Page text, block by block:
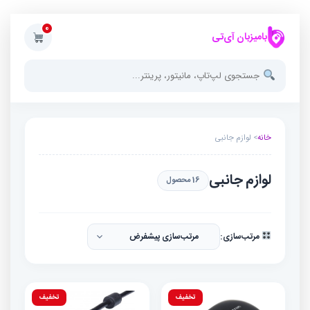
بامیزبان آی‌تی
0
خانه> لوازم جانبی
لوازم جانبی 16 محصول
مرتب‌سازی:
تخفیف تخفیف